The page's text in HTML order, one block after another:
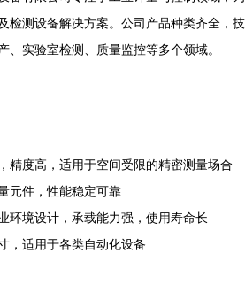
检测设备解决方案。公司产品种类齐全，技
、实验室检测、质量监控等多个领域。
精度高，适用于空间受限的精密测量场合
元件，性能稳定可靠
环境设计，承载能力强，使用寿命长
，适用于各类自动化设备